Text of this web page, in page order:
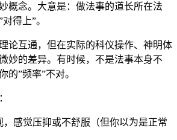
概念。大意是：做法事的道长所在法
得上”。
论互通，但在实际的科仪操作、神明体
妙的差异。有时候，不是法事本身不
的”频率”不对。
：
，感觉压抑或不舒服（但你以为是正常